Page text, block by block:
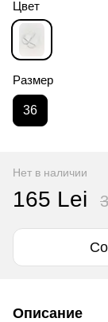
Цвет
Размер
36
Нет в наличии
165 Lei
Описание